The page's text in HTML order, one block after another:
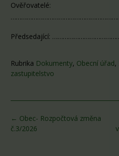
Ověřovatelé:
Předsedající:
Rubrika Dokumenty, Obecní úřad,
zastupitelstvo
Post
navigation
← Obec- Rozpočtová změna
č.3/2026